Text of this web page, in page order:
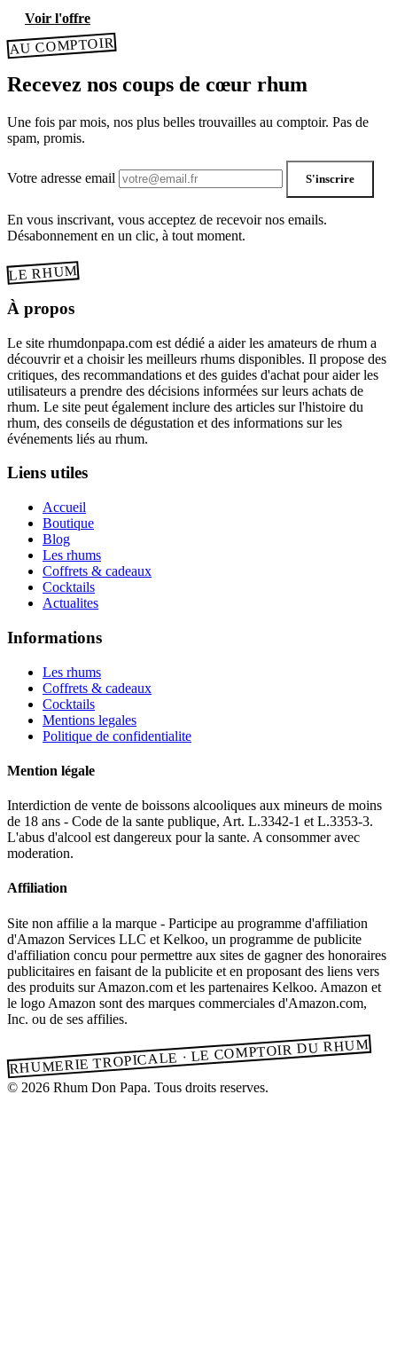
Voir l'offre
AU COMPTOIR
Recevez nos coups de cœur rhum
Une fois par mois, nos plus belles trouvailles au comptoir. Pas de
spam, promis.
Votre adresse email S'inscrire
En vous inscrivant, vous acceptez de recevoir nos emails.
Désabonnement en un clic, à tout moment.
LE RHUM
À propos
Le site rhumdonpapa.com est dédié a aider les amateurs de rhum a
découvrir et a choisir les meilleurs rhums disponibles. Il propose des
critiques, des recommandations et des guides d'achat pour aider les
utilisateurs a prendre des décisions informées sur leurs achats de
rhum. Le site peut également inclure des articles sur l'histoire du
rhum, des conseils de dégustation et des informations sur les
événements liés au rhum.
Liens utiles
Accueil
Boutique
Blog
Les rhums
Coffrets & cadeaux
Cocktails
Actualites
Informations
Les rhums
Coffrets & cadeaux
Cocktails
Mentions legales
Politique de confidentialite
Mention légale
Interdiction de vente de boissons alcooliques aux mineurs de moins
de 18 ans - Code de la sante publique, Art. L.3342-1 et L.3353-3.
L'abus d'alcool est dangereux pour la sante. A consommer avec
moderation.
Affiliation
Site non affilie a la marque - Participe au programme d'affiliation
d'Amazon Services LLC et Kelkoo, un programme de publicite
d'affiliation concu pour permettre aux sites de gagner des honoraires
publicitaires en faisant de la publicite et en proposant des liens vers
des produits sur Amazon.com et les partenaires Kelkoo. Amazon et
le logo Amazon sont des marques commerciales d'Amazon.com,
Inc. ou de ses affilies.
RHUMERIE TROPICALE · LE COMPTOIR DU RHUM
© 2026 Rhum Don Papa. Tous droits reserves.